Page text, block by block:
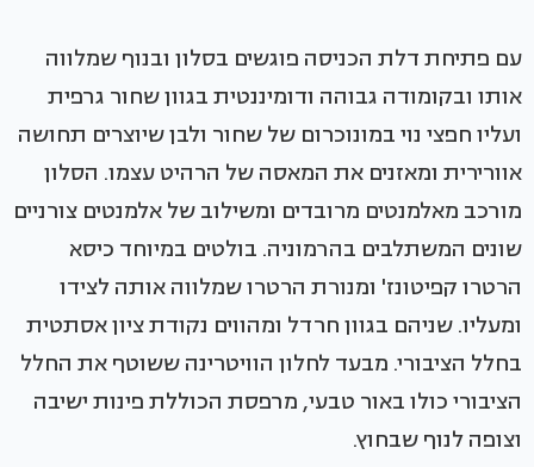
עם פתיחת דלת הכניסה פוגשים בסלון ובנוף שמלווה
אותו ובקומודה גבוהה ודומיננטית בגוון שחור גרפית
ועליו חפצי נוי במונוכרום של שחור ולבן שיוצרים תחושה
אוורירית ומאזנים את המאסה של הרהיט עצמו. הסלון
מורכב מאלמנטים מרובדים ומשילוב של אלמנטים צורניים
שונים המשתלבים בהרמוניה. בולטים במיוחד כיסא
הרטרו קפיטונז' ומנורת הרטרו שמלווה אותה לצידו
ומעליו. שניהם בגוון חרדל ומהווים נקודת ציון אסתטית
בחלל הציבורי. מבעד לחלון הוויטרינה ששוטף את החלל
הציבורי כולו באור טבעי, מרפסת הכוללת פינות ישיבה
וצופה לנוף שבחוץ.